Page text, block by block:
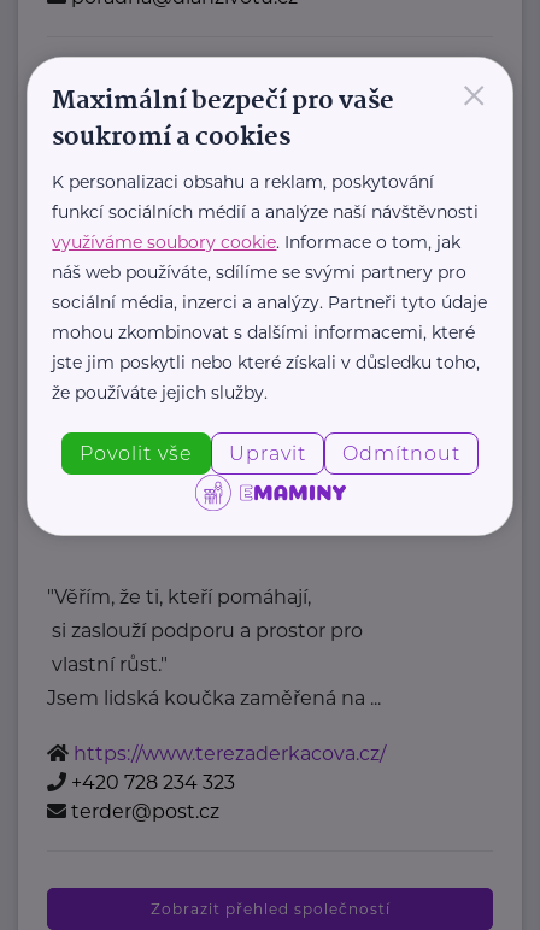
Rodinná síť
Klimentská 1246/1 Praha 1
Průvodce světem náhradní rodinné
péče v ČR
Portál Rodinná síť je přední
informační platforma zaměřená ...
https://rodinnasit.cz/
Tereza Derkačová
"Věřím, že ti, kteří pomáhají,
si zaslouží podporu a prostor pro
vlastní růst."
Jsem lidská koučka zaměřená na ...
https://www.terezaderkacova.cz/
+420 728 234 323
terder@post.cz
Zobrazit přehled společností
×
Maximální bezpečí pro vaše
soukromí a cookies
K personalizaci obsahu a reklam, poskytování
funkcí sociálních médií a analýze naší návštěvnosti
využíváme soubory cookie. Informace o tom, jak
náš web používáte, sdílíme se svými partnery pro
sociální média, inzerci a analýzy. Partneři tyto údaje
mohou zkombinovat s dalšími informacemi, které
jste jim poskytli nebo které získali v důsledku toho,
že používáte jejich služby.
Povolit vše Upravit Odmítnout